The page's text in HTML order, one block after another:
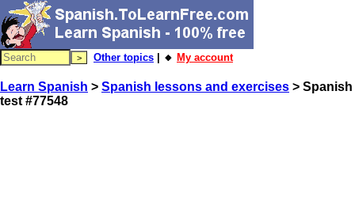
Other topics | 🔸 My account
Learn Spanish > Spanish lessons and exercises > Spanish
test #77548